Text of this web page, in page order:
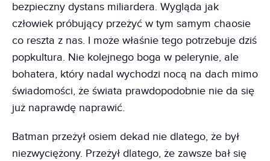
bezpieczny dystans miliardera. Wygląda jak
człowiek próbujący przeżyć w tym samym chaosie
co reszta z nas. I może właśnie tego potrzebuje dziś
popkultura. Nie kolejnego boga w pelerynie, ale
bohatera, który nadal wychodzi nocą na dach mimo
świadomości, że świata prawdopodobnie nie da się
już naprawdę naprawić.
Batman przeżył osiem dekad nie dlatego, że był
niezwyciężony. Przeżył dlatego, że zawsze bał się